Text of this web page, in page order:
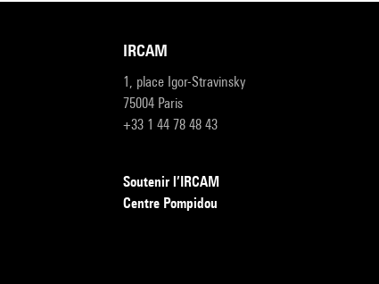
IRCAM
1, place Igor-Stravinsky
75004 Paris
+33 1 44 78 48 43
Soutenir l’IRCAM
Centre Pompidou